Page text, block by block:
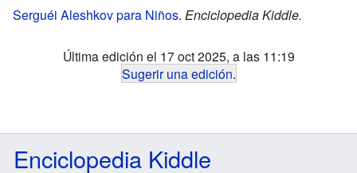
Serguéi Aleshkov para Niños. Enciclopedia Kiddle.
Última edición el 17 oct 2025, a las 11:19
Sugerir una edición.
Enciclopedia Kiddle